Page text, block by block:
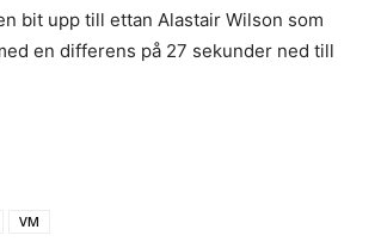
bit upp till ettan Alastair Wilson som
en differens på 27 sekunder ned till
VM